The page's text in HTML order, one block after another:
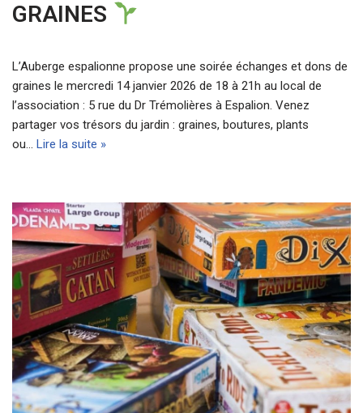
GRAINES
L’Auberge espalionne propose une soirée échanges et dons de
graines le mercredi 14 janvier 2026 de 18 à 21h au local de
l’association : 5 rue du Dr Trémolières à Espalion. Venez
partager vos trésors du jardin : graines, boutures, plants
ou… Lire la suite »